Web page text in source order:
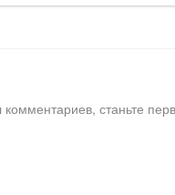
станьте